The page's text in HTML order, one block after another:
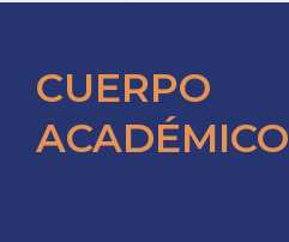
CUERPO
ACADÉMICO